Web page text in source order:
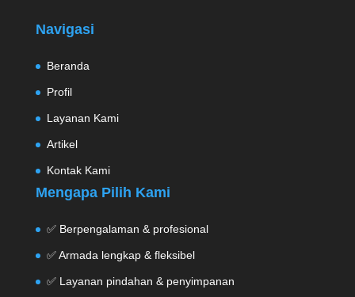
Navigasi
Beranda
Profil
Layanan Kami
Artikel
Kontak Kami
Mengapa Pilih Kami
✅ Berpengalaman & profesional
✅ Armada lengkap & fleksibel
✅ Layanan pindahan & penyimpanan